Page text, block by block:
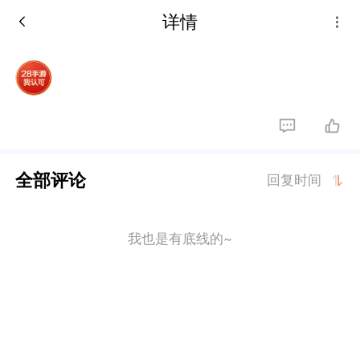
详情
全部评论 回复时间
我也是有底线的~